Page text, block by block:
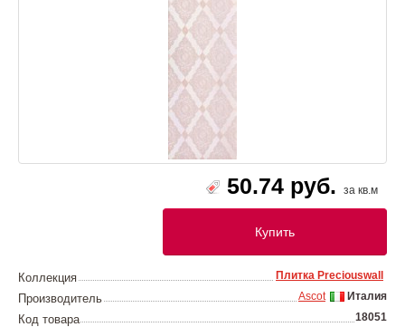
50.74 руб. за кв.м
Купить
Коллекция Плитка Preciouswall
Производитель Италия
Ascot
Код товара 18051